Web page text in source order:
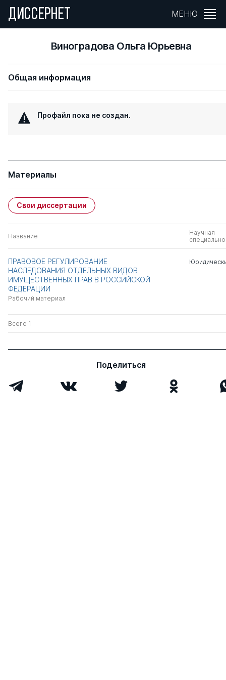
ДИССЕРНЕТ МЕНЮ
Виноградова Ольга Юрьевна
Общая информация
Профайл пока не создан.
Материалы
Свои диссертации
Название
Научная
ПРАВОВОЕ РЕГУЛИРОВАНИЕ
НАСЛЕДОВАНИЯ ОТДЕЛЬНЫХ ВИДОВ
ИМУЩЕСТВЕННЫХ ПРАВ В РОССИЙСКОЙ
ФЕДЕРАЦИИ
Рабочий материал
Всего 1
Поделиться